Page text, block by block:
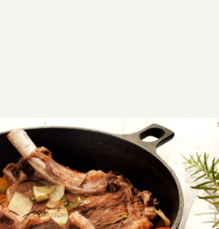
ΣΥΝΤΑΓΕΣ
Μπριζόλες κρασάτες με
λαχανικά στο φούρνο
Εύκολα, γρήγορα και οικονομικά έχετε στο τραπέζι
σας αυτές τις ζουμερές και αρωματισμένες από τα
λαχανικά, πεντανόστιμες μπριζόλες.